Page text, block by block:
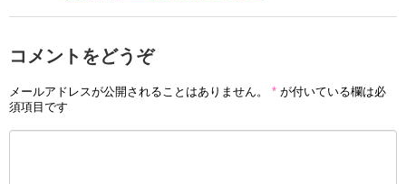
コメントをどうぞ
メールアドレスが公開されることはありません。 * が付いている欄は必
須項目です